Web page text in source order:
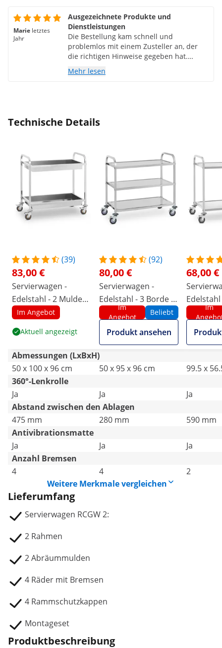
Marie letztes
Jahr
Ausgezeichnete Produkte und
Dienstleistungen
Die Bestellung kam schnell und
problemlos mit einem Zusteller an, der
die richtigen Hinweise gegeben hat.
Ausgezeichneter Servicewagen: solide,
praktisch, leise, schön und einfach zu
Mehr lesen
Technische Details
(39)
83,00 €
Servierwagen -
Edelstahl - 2 Mulden
- Ablagen: 83 x 43 cm
Catering
Im Angebot
Aktuell angezeigt
(92)
80,00 €
Servierwagen -
Edelstahl - 3 Borde -
Ablagen: 90 x 50 cm -
500 kg - Royal
Catering
Im
Angebot
Beliebt
Produkt ansehen
68,00 €
200 kg -
Catering
Im
Abmessungen (LxBxH)
50 x 100 x 96 cm
50 x 95 x 96 cm
99.5 x
360°-Lenkrolle
Ja
Ja
Ja
Abstand zwischen den Ablagen
475 mm
280 mm
590 mm
Antivibrationsmatte
Ja
Ja
Ja
Anzahl Bremsen
4
4
2
Weitere Merkmale vergleichen
Lieferumfang
Servierwagen RCGW 2:
2 Rahmen
2 Abräummulden
4 Räder mit Bremsen
4 Rammschutzkappen
Montageset
Produktbeschreibung